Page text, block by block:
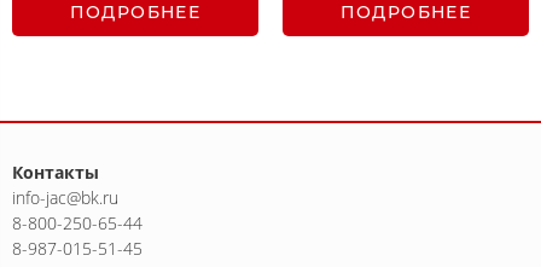
ПОДРОБНЕЕ ПОДРОБНЕЕ
Контакты
info-jac@bk.ru
8-800-250-65-44
8-987-015-51-45